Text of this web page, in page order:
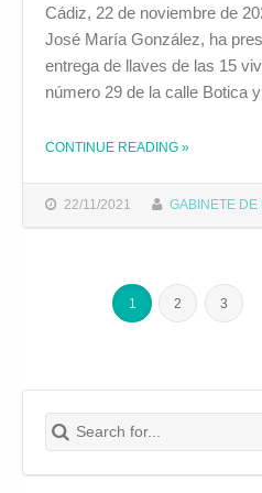
22/11/2021 GABINETE DE
Cádiz, 22 de noviembre de
José María González, ha
entrega de llaves de las 15
número 29 de la calle Botica
CONTINUE READING THE "JOSÉ MARÍA GONZÁLEZ: “CON ESTA ENTREGA DE LLAVES, AVANZAN PROYECTOS DE VIDA”"
»
1 2 3
Search for:
Buscar